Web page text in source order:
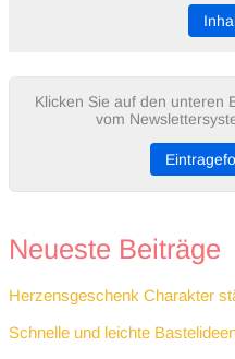
Klicken Sie auf den unteren
vom
Neueste Beiträge
Herzensgeschenk Charakter
Schnelle und leichte